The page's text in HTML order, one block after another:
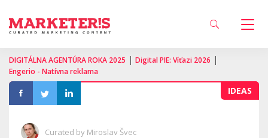
DIGITÁLNA AGENTÚRA ROKA 2025 | Digital PIE: Víťazi 2026 |
Engerio - Natívna reklama
IDEAS
Curated by Miroslav Švec